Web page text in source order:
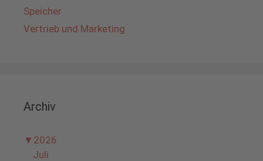
Speicher
Vertrieb und Marketing
Archiv
▼ 2026
Juli